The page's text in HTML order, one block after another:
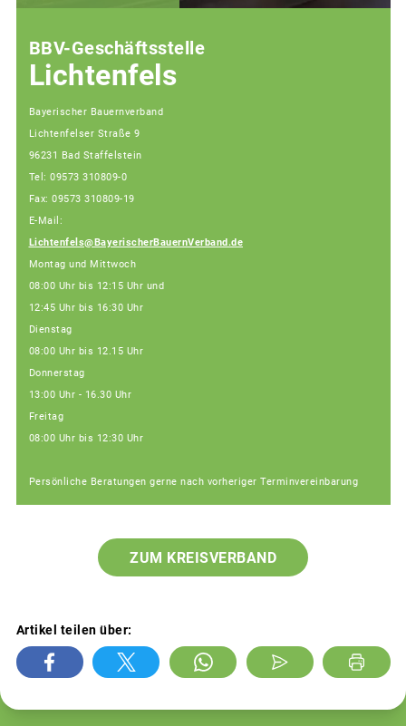
BBV-Geschäftsstelle
Lichtenfels
Bayerischer Bauernverband
Lichtenfelser Straße 9
96231 Bad Staffelstein
Tel: 09573 310809-0
Fax: 09573 310809-19
E-Mail:
Lichtenfels@BayerischerBauernVerband.de
Montag und Mittwoch
08:00 Uhr bis 12:15 Uhr und
12:45 Uhr bis 16:30 Uhr
Dienstag
08:00 Uhr bis 12.15 Uhr
Donnerstag
13:00 Uhr - 16.30 Uhr
Freitag
08:00 Uhr bis 12:30 Uhr
Persönliche Beratungen gerne nach vorheriger Terminvereinbarung
ZUM KREISVERBAND
Artikel teilen über: